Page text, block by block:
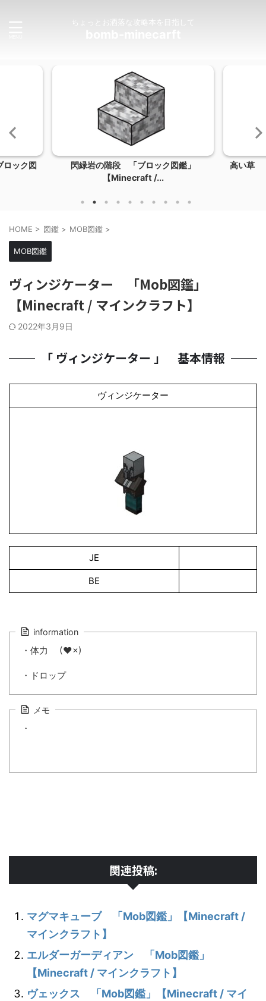
ちょっとお洒落な攻略本を目指して
ック図
閃緑岩の階段 「ブロック図鑑」
【Minecraft /...
高い草
HOME > 図鑑 > MOB図鑑 >
MOB図鑑
ヴィンジケーター 「Mob図鑑」
【Minecraft / マインクラフト】
2022年3月9日
「 ヴィンジケーター 」 基本情報
ヴィンジケーター
JE
BE
information
・体力 (♥×)
・ドロップ
メモ
・
関連投稿:
マグマキューブ 「Mob図鑑」【Minecraft /
マインクラフト】
エルダーガーディアン 「Mob図鑑」
【Minecraft / マインクラフト】
ヴェックス 「Mob図鑑」【Minecraft / マイ